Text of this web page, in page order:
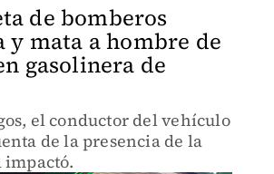
de bomberos
y mata a hombre de
gasolinera de
el conductor del vehículo
de la presencia de la